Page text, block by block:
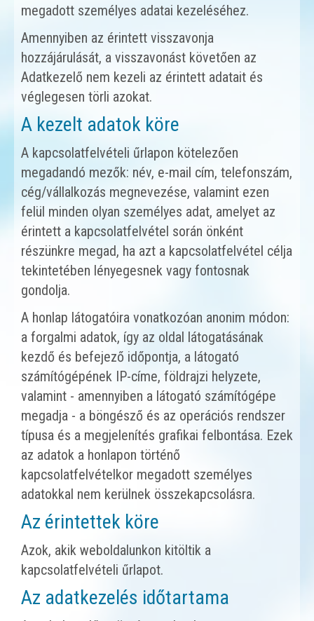
megadott személyes adatai kezeléséhez.
Amennyiben az érintett visszavonja
hozzájárulását, a visszavonást követően az
Adatkezelő nem kezeli az érintett adatait és
véglegesen törli azokat.
A kezelt adatok köre
A kapcsolatfelvételi űrlapon kötelezően
megadandó mezők: név, e-mail cím, telefonszám,
cég/vállalkozás megnevezése, valamint ezen
felül minden olyan személyes adat, amelyet az
érintett a kapcsolatfelvétel során önként
részünkre megad, ha azt a kapcsolatfelvétel célja
tekintetében lényegesnek vagy fontosnak
gondolja.
A honlap látogatóira vonatkozóan anonim módon:
a forgalmi adatok, így az oldal látogatásának
kezdő és befejező időpontja, a látogató
számítógépének IP-címe, földrajzi helyzete,
valamint - amennyiben a látogató számítógépe
megadja - a böngésző és az operációs rendszer
típusa és a megjelenítés grafikai felbontása. Ezek
az adatok a honlapon történő
kapcsolatfelvételkor megadott személyes
adatokkal nem kerülnek összekapcsolásra.
Az érintettek köre
Azok, akik weboldalunkon kitöltik a
kapcsolatfelvételi űrlapot.
Az adatkezelés időtartama